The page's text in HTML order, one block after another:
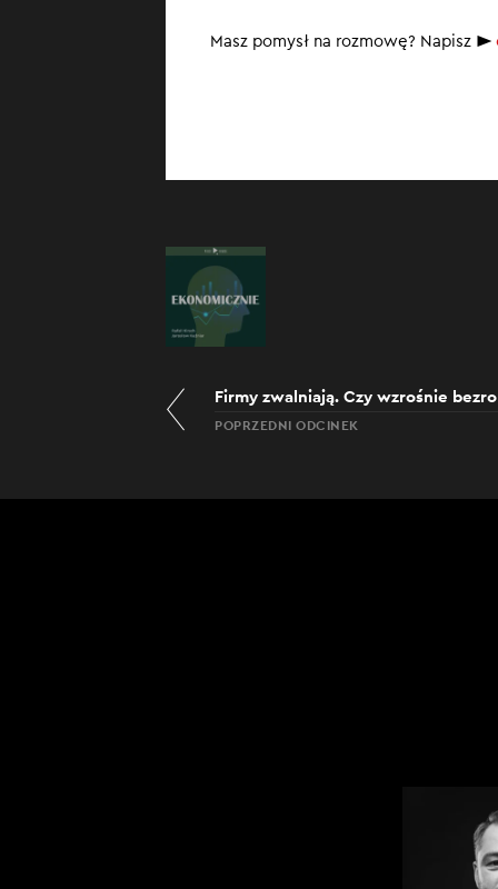
Masz pomysł na rozmowę? Napisz ►
Firmy zwalniają. Czy wzrośnie
POPRZEDNI ODCINEK